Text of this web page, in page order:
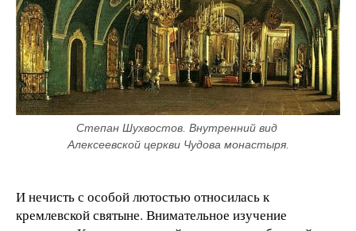
Степан Шухвостов. Внутренний вид
Алексеевской церкви Чудова монастыря.
И нечисть с особой лютостью относилась к
кремлевской святыне. Внимательное изучение